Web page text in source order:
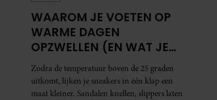
WAAROM JE VOETEN OP
WARME DAGEN
OPZWELLEN (EN WAT JE
ERAAN KUNT DOEN)
Zodra de temperatuur boven de 25 graden
uitkomt, lijken je sneakers in één klap een
maat kleiner. Sandalen knellen, slippers laten